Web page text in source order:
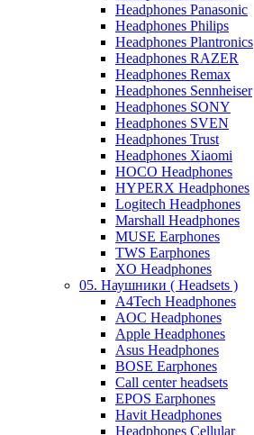
Headphones Panasonic
Headphones Philips
Headphones Plantronics
Headphones RAZER
Headphones Remax
Headphones Sennheiser
Headphones SONY
Headphones SVEN
Headphones Trust
Headphones Xiaomi
HOCO Headphones
HYPERX Headphones
Logitech Headphones
Marshall Headphones
MUSE Earphones
TWS Earphones
XO Headphones
05. Наушники ( Headsets )
A4Tech Headphones
AOC Headphones
Apple Headphones
Asus Headphones
BOSE Earphones
Call center headsets
EPOS Earphones
Havit Headphones
Headphones Cellular